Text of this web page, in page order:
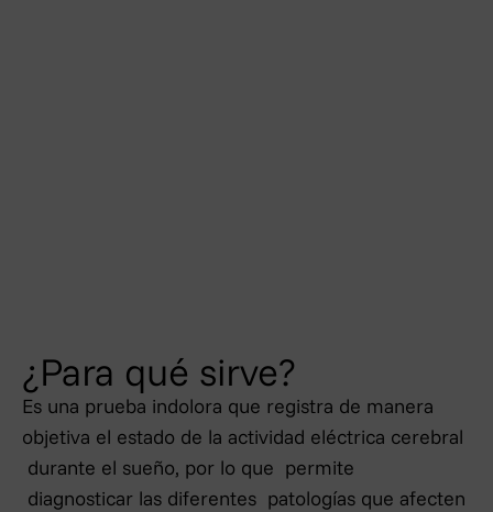
¿Para qué sirve?
Es una prueba indolora que registra de manera
objetiva el estado de la actividad eléctrica cerebral
durante el sueño, por lo que permite
diagnosticar las diferentes patologías que afecten